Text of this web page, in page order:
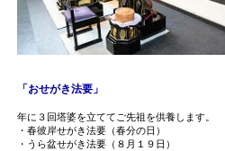
「おせがき法要」
年に３回塔婆を立ててご先祖を供養します。
・春彼岸せがき法要（春分の日）
・うら盆せがき法要（８月１９日）